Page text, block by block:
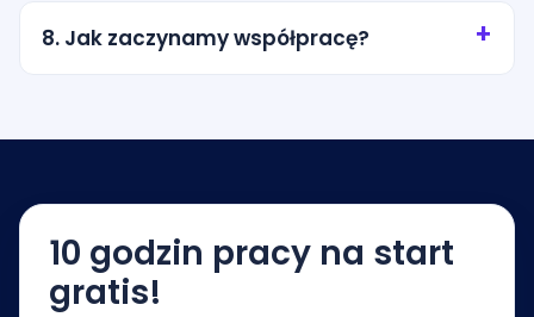
miasto, promień wokół lokalizacji albo wybrane
obszary obsługi. Zakres ustalamy tak, aby nie
8. Jak zaczynamy współpracę?
rekomendacje dotyczące budżetu, struktury
optymalizacji.
10 godzin pracy na start
gratis!